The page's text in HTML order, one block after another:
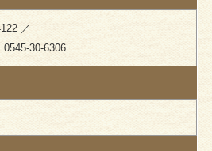
／
30-6306